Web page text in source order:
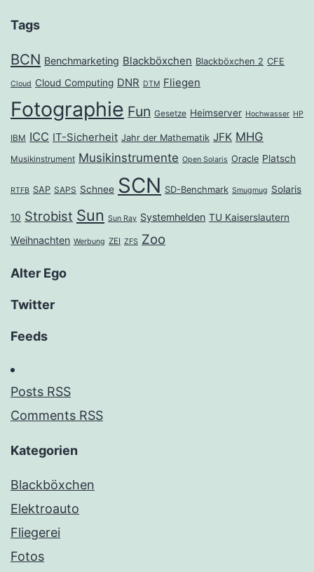
Tags
BCN Benchmarketing Blackböxchen Blackböxchen 2 CFE
Cloud Cloud Computing DNR DTM Fliegen
Fotographie Fun Gesetze Heimserver Hochwasser HP
IBM ICC IT-Sicherheit Jahr der Mathematik JFK MHG
Musikinstrument Musikinstrumente Open Solaris Oracle Platsch
RTFB SAP SAPS Schnee SCN SD-Benchmark Smugmug Solaris
10 Strobist Sun Sun Ray Systemhelden TU Kaiserslautern
Weihnachten Werbung ZEI ZFS Zoo
Alter Ego
Twitter
Feeds
Posts RSS
Comments RSS
Kategorien
Blackböxchen
Elektroauto
Fliegerei
Fotos